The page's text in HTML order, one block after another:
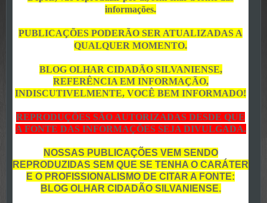
informações.
PUBLICAÇÕES PODERÃO SER ATUALIZADAS A
QUALQUER MOMENTO.
BLOG OLHAR CIDADÃO SILVANIENSE,
REFERÊNCIA EM INFORMAÇÃO,
INDISCUTIVELMENTE, VOCÊ BEM INFORMADO!
REPRODUÇÕES SÃO AUTORIZADAS DESDE QUE
A FONTE DAS INFORMAÇÕES SEJA DIVULGADA.
NOSSAS PUBLICAÇÕES VEM SENDO
REPRODUZIDAS SEM QUE SE TENHA O CARÁTER
E O PROFISSIONALISMO DE CITAR A FONTE:
BLOG OLHAR CIDADÃO SILVANIENSE.